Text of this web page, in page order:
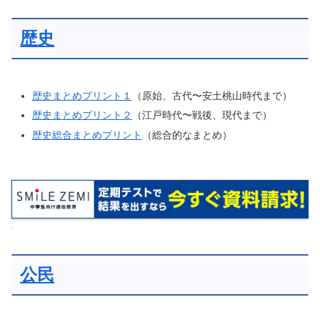
歴史
歴史まとめプリント１
（原始、古代〜安土桃山時代まで）
歴史まとめプリント２
（江戸時代〜戦後、現代まで）
歴史総合まとめプリント
（総合的なまとめ）
公民